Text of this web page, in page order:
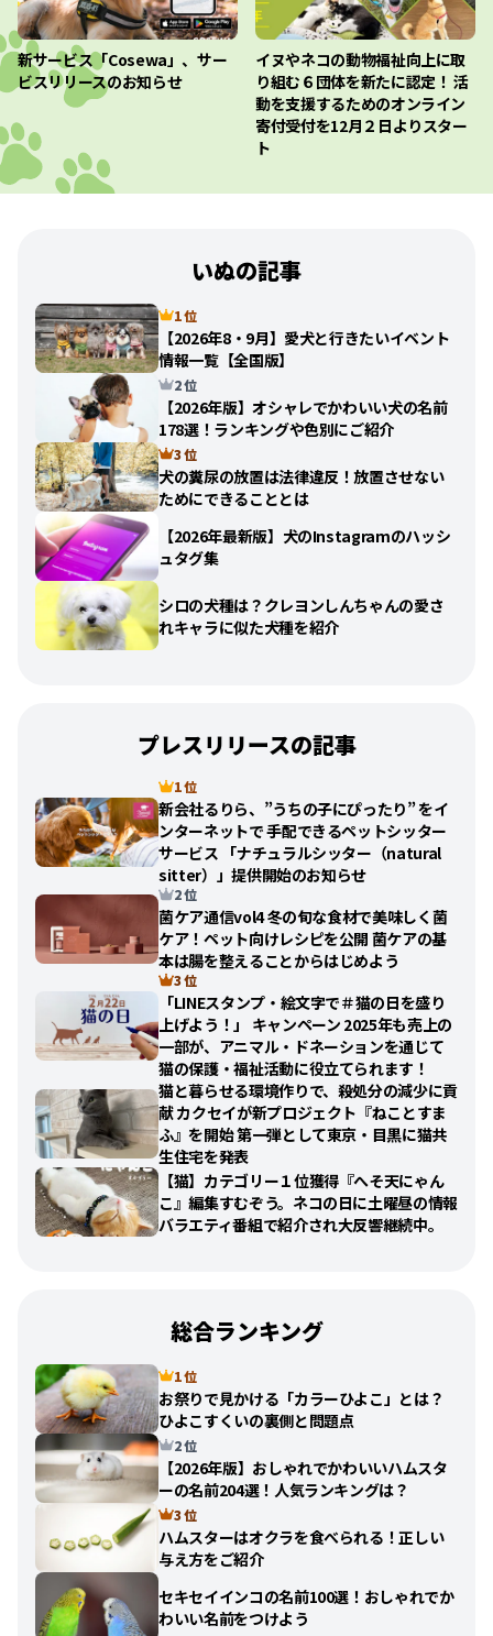
新サービス「Cosewa」、サー
ビスリリースのお知らせ
イヌやネコの動物福祉向上に取
り組む６団体を新たに認定！ 活
動を支援するためのオンライン
寄付受付を12月２日よりスター
ト
いぬの記事
1 位
【2026年8・9月】愛犬と行きたいイベント
情報一覧【全国版】
2 位
【2026年版】オシャレでかわいい犬の名前
178選！ランキングや色別にご紹介
3 位
犬の糞尿の放置は法律違反！放置させない
ためにできることとは
【2026年最新版】犬のInstagramのハッシ
ュタグ集
シロの犬種は？クレヨンしんちゃんの愛さ
れキャラに似た犬種を紹介
プレスリリースの記事
1 位
新会社るりら、”うちの子にぴったり” をイ
ンターネットで 手配できるペットシッター
サービス 「ナチュラルシッター（natural
sitter）」提供開始のお知らせ
2 位
菌ケア通信vol4 冬の旬な食材で美味しく菌
ケア！ペット向けレシピを公開 菌ケアの基
本は腸を整えることからはじめよう
3 位
「LINEスタンプ・絵文字で＃猫の日を盛り
上げよう！」 キャンペーン 2025年も売上の
一部が、アニマル・ドネーションを通じて
猫の保護・福祉活動に役立てられます！
猫と暮らせる環境作りで、殺処分の減少に貢
献 カクセイが新プロジェクト『ねことすま
ふ』を開始 第一弾として東京・目黒に猫共
生住宅を発表
【猫】カテゴリー１位獲得『へそ天にゃん
こ』編集すむぞう。ネコの日に土曜昼の情報
バラエティ番組で紹介され大反響継続中。
総合ランキング
1 位
お祭りで見かける「カラーひよこ」とは？
ひよこすくいの裏側と問題点
2 位
【2026年版】おしゃれでかわいいハムスタ
ーの名前204選！人気ランキングは？
3 位
ハムスターはオクラを食べられる！正しい
与え方をご紹介
セキセイインコの名前100選！おしゃれでか
わいい名前をつけよう